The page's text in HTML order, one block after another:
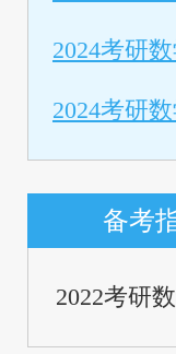
2024考研
2024考研
备考
2022考研